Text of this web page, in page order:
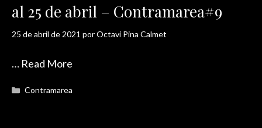
al 25 de abril – Contramarea#9
25 de abril de 2021 porOctavi Pina Calmet
… Read More
Categorías
Contramarea